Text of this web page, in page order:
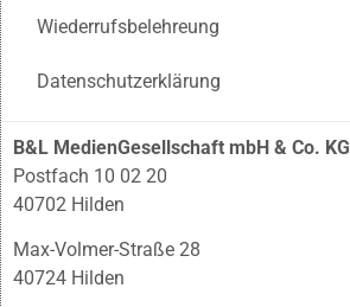
Wiederrufsbelehreung
Datenschutzerklärung
B&L MedienGesellschaft mbH & Co. KG
Postfach 10 02 20
40702 Hilden
Max-Volmer-Straße 28
40724 Hilden